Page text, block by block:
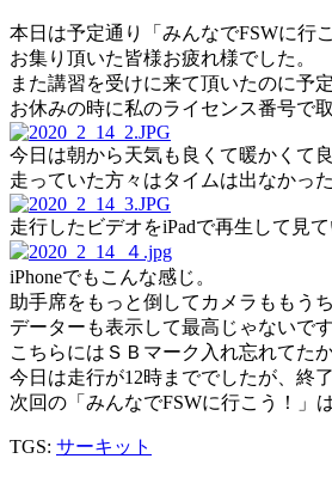
本日は予定通り「みんなでFSWに行
お集り頂いた皆様お疲れ様でした。
また講習を受けに来て頂いたのに予
お休みの時に私のライセンス番号で
今日は朝から天気も良くて暖かくて
走っていた方々はタイムは出なかっ
走行したビデオをiPadで再生して見
iPhoneでもこんな感じ。
助手席をもっと倒してカメラももう
データーも表示して最高じゃないで
こちらにはＳＢマーク入れ忘れてた
今日は走行が12時まででしたが、終
次回の「みんなでFSWに行こう！」
TGS: サーキット